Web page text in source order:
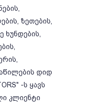
ზეთების,
ხუნდების,
დიდ
-ს ყავს
კლიენტი